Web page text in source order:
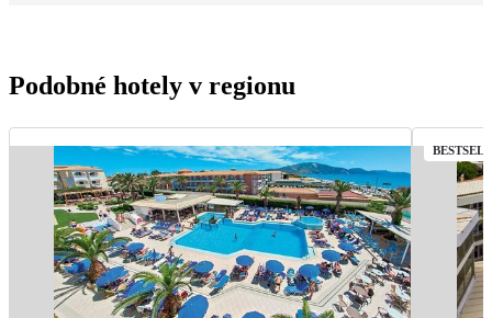
Podobné hotely v regionu